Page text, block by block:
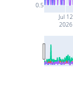
Jul 12
2026
0.5